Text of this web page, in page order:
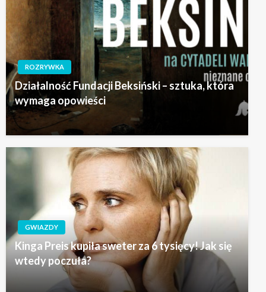
ROZRYWKA
Działalność Fundacji Beksiński – sztuka, która
wymaga opowieści
GWIAZDY
Kinga Preis kupiła sweter za 6 tysięcy! Jak się
wtedy poczuła?